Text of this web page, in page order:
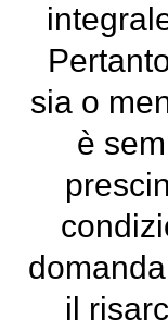
sia o
è
il